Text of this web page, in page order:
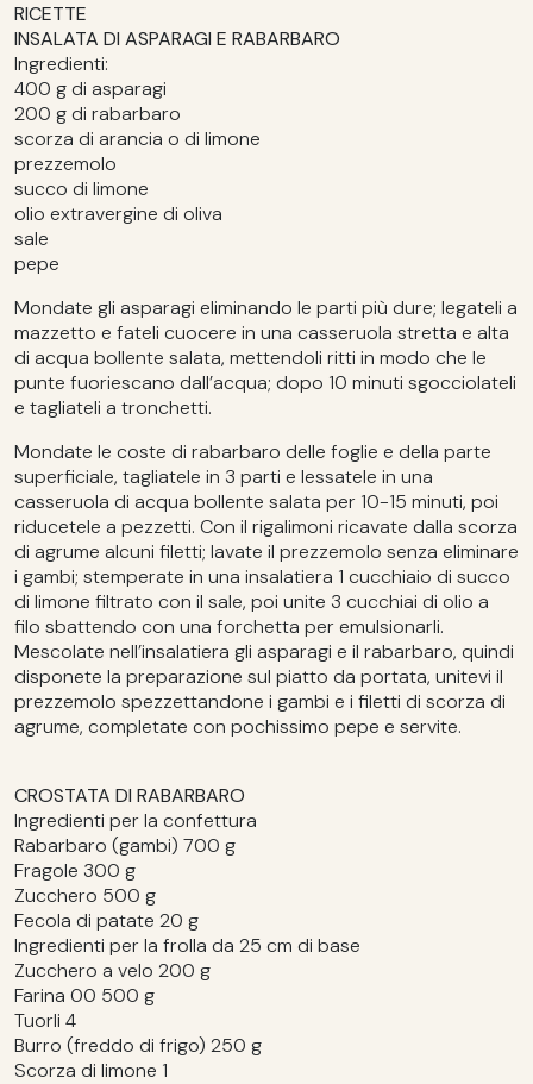
RICETTE
INSALATA DI ASPARAGI E RABARBARO
Ingredienti:
400 g di asparagi
200 g di rabarbaro
scorza di arancia o di limone
prezzemolo
succo di limone
olio extravergine di oliva
sale
pepe
Mondate gli asparagi eliminando le parti più dure; legateli a
mazzetto e fateli cuocere in una casseruola stretta e alta
di acqua bollente salata, mettendoli ritti in modo che le
punte fuoriescano dall’acqua; dopo 10 minuti sgocciolateli
e tagliateli a tronchetti.
Mondate le coste di rabarbaro delle foglie e della parte
superficiale, tagliatele in 3 parti e lessatele in una
casseruola di acqua bollente salata per 10-15 minuti, poi
riducetele a pezzetti. Con il rigalimoni ricavate dalla scorza
di agrume alcuni filetti; lavate il prezzemolo senza eliminare
i gambi; stemperate in una insalatiera 1 cucchiaio di succo
di limone filtrato con il sale, poi unite 3 cucchiai di olio a
filo sbattendo con una forchetta per emulsionarli.
Mescolate nell’insalatiera gli asparagi e il rabarbaro, quindi
disponete la preparazione sul piatto da portata, unitevi il
prezzemolo spezzettandone i gambi e i filetti di scorza di
agrume, completate con pochissimo pepe e servite.
CROSTATA DI RABARBARO
Ingredienti per la confettura
Rabarbaro (gambi) 700 g
Fragole 300 g
Zucchero 500 g
Fecola di patate 20 g
Ingredienti per la frolla da 25 cm di base
Zucchero a velo 200 g
Farina 00 500 g
Tuorli 4
Burro (freddo di frigo) 250 g
Scorza di limone 1